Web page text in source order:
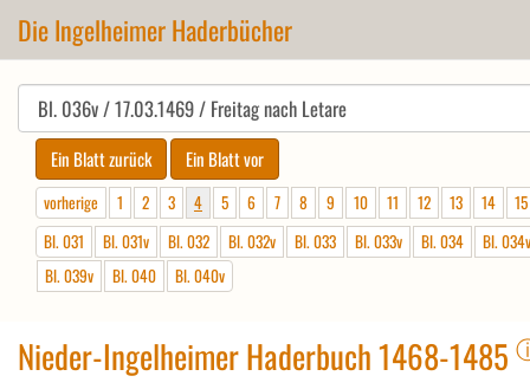
Die Ingelheimer Haderbücher
vorherige 1 2 3 4 5 6 7 8 9 10 11 12 13 14
15
Bl. 031
Bl. 031v Bl. 032 Bl. 032v Bl. 033 Bl. 033v Bl. 034
Bl. 034v
Bl. 039v
Bl. 040 Bl. 040v
Nieder-Ingelheimer Haderbuch 1468-1485